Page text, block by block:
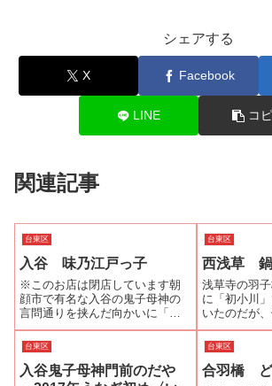
シェアする
X Facebook
LINE コ
関連記事
台東区
入谷 味乃江戸っ子
※このお店は閉店しています朝
顔市で有名な入谷の鬼子母神の
言問通りを挟んだ向かいに「味
乃江戸っ子」はあります。一番
値段の高い「うな重・松」が
2100円ととてもリーズナブルな
価格設定です。しかも備長炭の
台東区
西浅草
浅草寺の羽
に「初小川
いたのだが
りを歩き回
いてきた。
看板を見て
の前に行って
台東区
入谷鬼子母神門前のだや
台東区
合羽橋 ど